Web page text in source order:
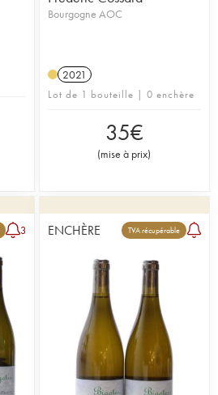
Bourgogne AOC
2021
Lot de 1 bouteille | 0 enchère
35€
(mise à prix)
3 ENCHÈRE TVA récupérable